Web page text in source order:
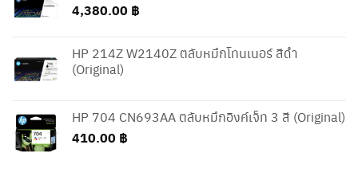
4,380.00 ฿
HP 214Z W2140Z ตลับหมึกโทนเนอร์ สีดำ
(Original)
HP 704 CN693AA ตลับหมึกอิงค์เจ็ท 3 สี (Original)
410.00 ฿